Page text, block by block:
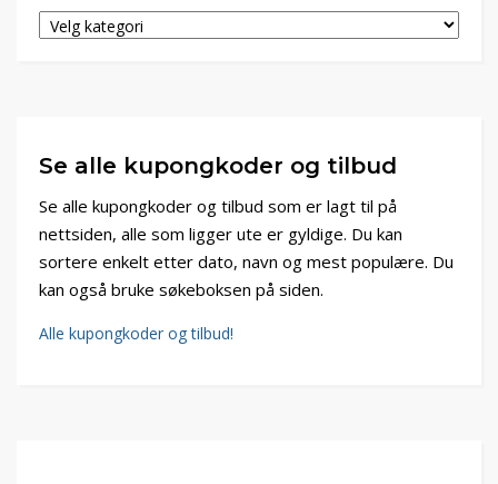
Se alle kupongkoder og tilbud
Se alle kupongkoder og tilbud som er lagt til på
nettsiden, alle som ligger ute er gyldige. Du kan
sortere enkelt etter dato, navn og mest populære. Du
kan også bruke søkeboksen på siden.
Alle kupongkoder og tilbud!